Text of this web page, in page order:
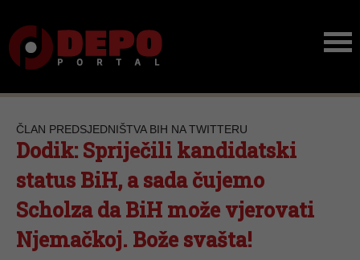
ČLAN PREDSJEDNIŠTVA BIH NA TWITTERU
Dodik: Spriječili kandidatski
status BiH, a sada čujemo
Scholza da BiH može vjerovati
Njemačkoj. Bože svašta!